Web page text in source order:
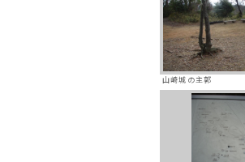
山崎城の主郭